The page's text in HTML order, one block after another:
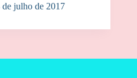
de julho de 2017